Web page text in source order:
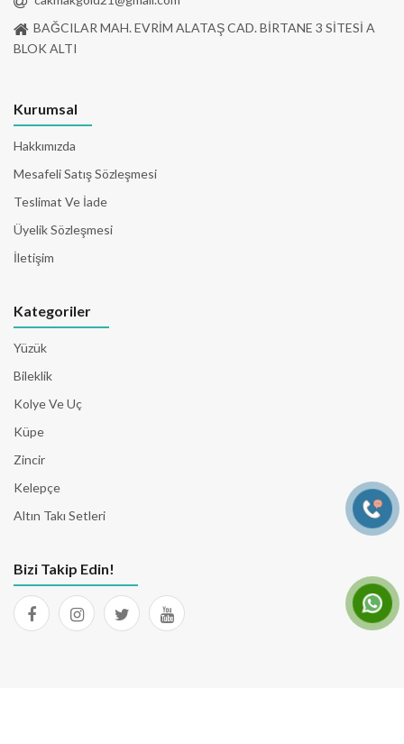
BAĞCILAR MAH. EVRİM ALATAŞ CAD. BİRTANE 3 SİTESİ A
BLOK ALTI
Kurumsal
Hakkımızda
Mesafeli Satış Sözleşmesi
Teslimat Ve İade
Üyelik Sözleşmesi
İletişim
Kategoriler
Yüzük
Bileklik
Kolye Ve Uç
Küpe
Zincir
Kelepçe
Altın Takı Setleri
Bizi Takip Edin!